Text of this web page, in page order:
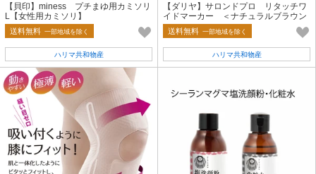
【貝印】miness プチまゆ用カミソリ
L【女性用カミソリ】
送料無料 一部地域を除く
ハリマ共和物産
【ダリヤ】サロンドプロ リタッチワ
イドマーカー ＜ナチュラルブラウン
＞【ヘアカラー・白髪用】
送料無料 一部地域を除く
ハリマ共和物産